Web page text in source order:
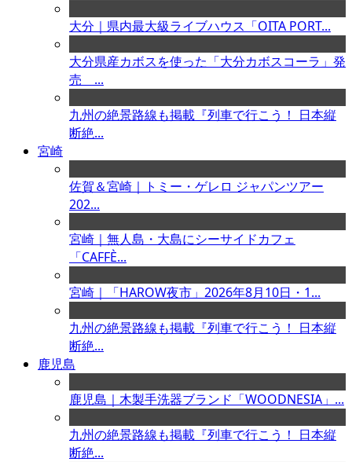
大分｜県内最大級ライブハウス「OITA PORT...
大分県産カボスを使った「大分カボスコーラ」発
売 ...
九州の絶景路線も掲載『列車で行こう！ 日本縦
断絶...
宮崎
佐賀＆宮崎｜トミー・ゲレロ ジャパンツアー
202...
宮崎｜無人島・大島にシーサイドカフェ
「CAFFÈ...
宮崎｜「HAROW夜市」2026年8月10日・1...
九州の絶景路線も掲載『列車で行こう！ 日本縦
断絶...
鹿児島
鹿児島｜木製手洗器ブランド「WOODNESIA」...
九州の絶景路線も掲載『列車で行こう！ 日本縦
断絶...